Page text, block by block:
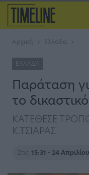
Αρχική Ελλάδα
ΕΛΛΆΔΑ
Παράταση
το
ΚΑΤΕΘΕΣΕ
Κ.ΤΣΙΑΡΑΣ
Στις 15:31 - 24